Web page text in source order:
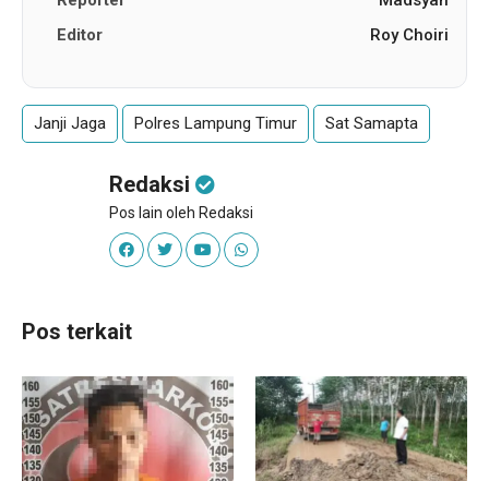
Editor
Roy Choiri
Janji Jaga Polres Lampung Timur Sat Samapta
Redaksi
Pos lain oleh Redaksi
Pos terkait